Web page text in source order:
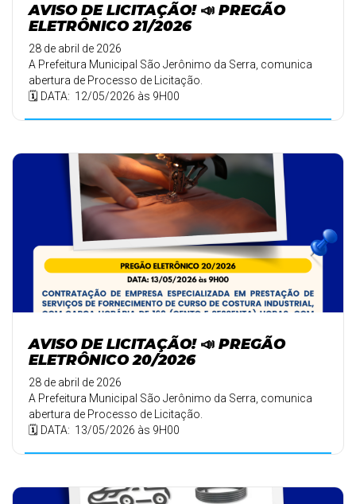
AVISO DE LICITAÇÃO! 📣 PREGÃO
ELETRÔNICO 21/2026
28 de abril de 2026
A Prefeitura Municipal São Jerônimo da Serra, comunica
abertura de Processo de Licitação.
🗓️ DATA: 12/05/2026 às 9H00
AVISO DE LICITAÇÃO! 📣 PREGÃO
ELETRÔNICO 20/2026
28 de abril de 2026
A Prefeitura Municipal São Jerônimo da Serra, comunica
abertura de Processo de Licitação.
🗓️ DATA: 13/05/2026 às 9H00